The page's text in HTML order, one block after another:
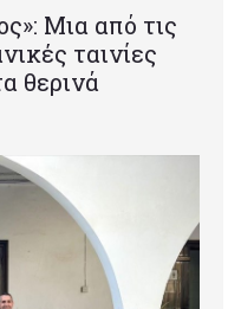
Mια από τις
ταινίες
θερινά